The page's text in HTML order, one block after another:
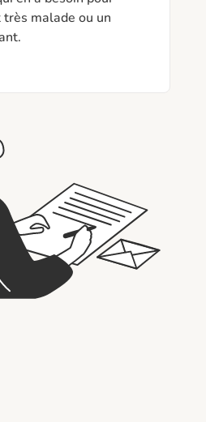
malade ou un